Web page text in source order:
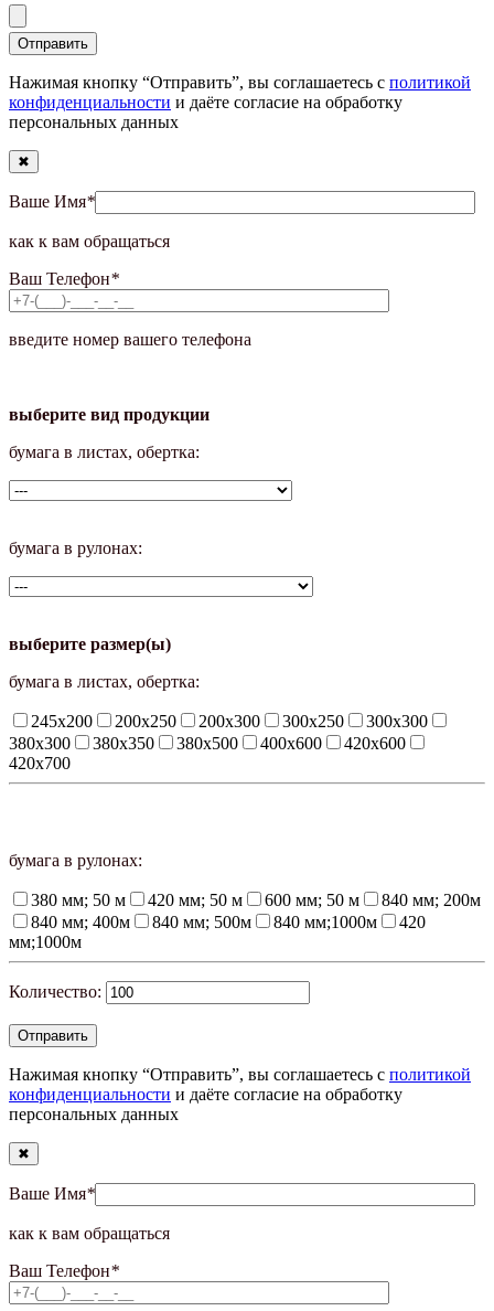
Нажимая кнопку “Отправить”, вы соглашаетесь с политикой
конфиденциальности и даёте согласие на обработку
персональных данных
✖
Ваше Имя*
как к вам обращаться
Ваш Телефон*
введите номер вашего телефона
выберите вид продукции
бумага в листах, обертка:
бумага в рулонах:
выберите размер(ы)
бумага в листах, обертка:
245х200 200х250 200х300 300х250
300х300
380х300
380х350 380х500 400х600
420х600
420х700
бумага в рулонах:
380 мм; 50 м 420 мм; 50 м 600 мм; 50 м
840 мм; 200м
840 мм; 400м
840 мм; 500м 840 мм;1000м
420
мм;1000м
Количество:
Нажимая кнопку “Отправить”, вы соглашаетесь с политикой
конфиденциальности и даёте согласие на обработку
персональных данных
✖
Ваше Имя*
как к вам обращаться
Ваш Телефон*